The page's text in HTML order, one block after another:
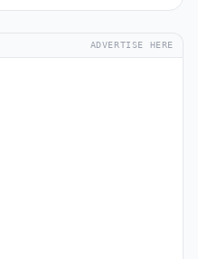
ADVERTISE HERE